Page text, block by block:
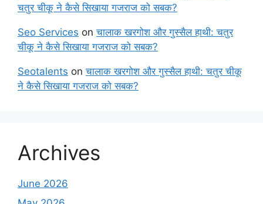
चतुर चीकू ने कैसे सिखाया गजराज को सबक?
Seo Services onचालाक खरगोश और गुस्सैल हाथी: चतुर
चीकू ने कैसे सिखाया गजराज को सबक?
Seotalents onचालाक खरगोश और गुस्सैल हाथी: चतुर चीकू
ने कैसे सिखाया गजराज को सबक?
Archives
June 2026